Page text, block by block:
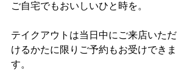
ご自宅でもおいしいひと時を。
テイクアウトは当日中にご来店いただ
けるかたに限りご予約もお受けできま
す。